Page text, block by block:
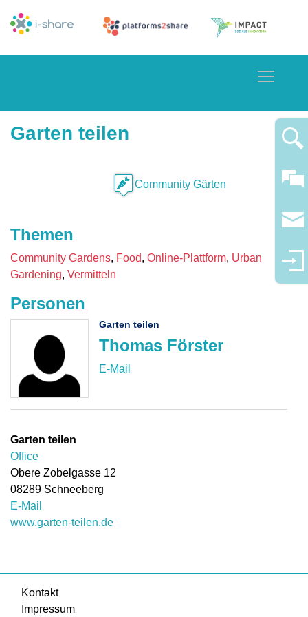
Garten teilen
Community Gärten
Themen
Community Gardens Food Online-Plattform Urban
Gardening Vermitteln
Personen
Thomas Förster
Garten teilen
Garten teilen
Office
Obere Zobelgasse 12
08289 Schneeberg
E-Mail
www.garten-teilen.de
Kontakt
Impressum